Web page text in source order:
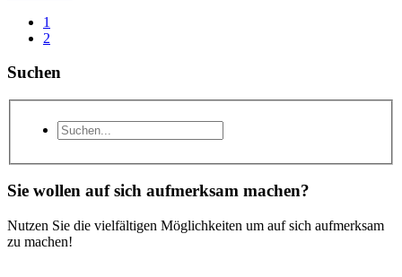
1
2
Suchen
Sie wollen auf sich aufmerksam machen?
Nutzen Sie die vielfältigen Möglichkeiten um auf sich aufmerksam
zu machen!